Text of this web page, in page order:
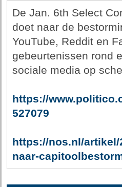
De Jan. 6th Select
doet naar de
YouTube, Reddit en
gebeurtenissen rond
sociale media op
https://
527079
https://nos.nl/artikel/
naar-